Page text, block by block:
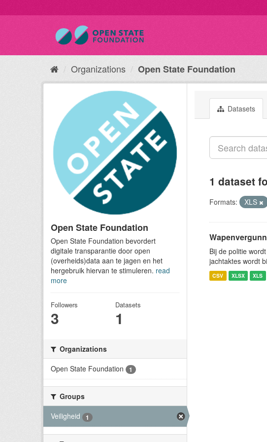
Organizations Open State Foundation
Open State Foundation
Open State Foundation bevordert
digitale transparantie door open
(overheids)data aan te jagen en het
hergebruik hiervan te stimuleren. read
more
Followers
3
Datasets
1
Organizations
Open State Foundation
1
Groups
Veiligheid
1
Datasets
1 dataset
Formats: XLS
Bij de politie
jachtaktes wordt
CSV XLSX XLS